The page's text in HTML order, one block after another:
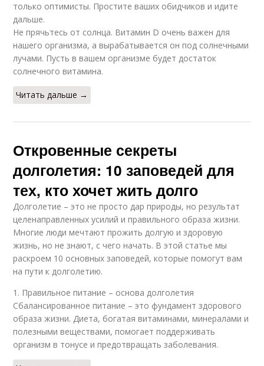
только оптимисты. Простите ваших обидчиков и идите
дальше.
Не прячьтесь от солнца. Витамин D очень важен для
нашего организма, а вырабатывается он под солнечными
лучами. Пусть в вашем организме будет достаток
солнечного витамина.
Читать дальше →
Откровенные секреты
долголетия: 10 заповедей для
тех, кто хочет жить долго
Долголетие – это не просто дар природы, но результат
целенаправленных усилий и правильного образа жизни.
Многие люди мечтают прожить долгую и здоровую
жизнь, но не знают, с чего начать. В этой статье мы
раскроем 10 основных заповедей, которые помогут вам
на пути к долголетию.
1. Правильное питание – основа долголетия
Сбалансированное питание – это фундамент здорового
образа жизни. Диета, богатая витаминами, минералами и
полезными веществами, помогает поддерживать
организм в тонусе и предотвращать заболевания.